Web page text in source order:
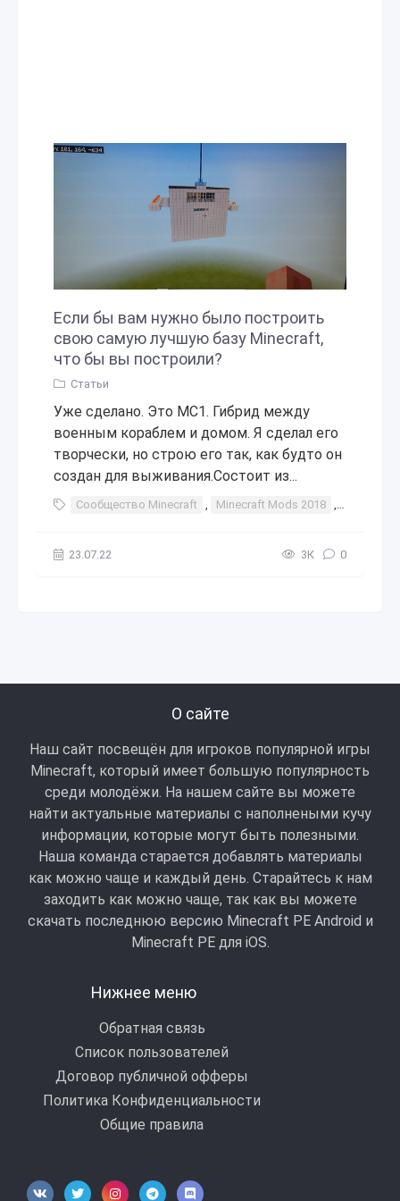
Если бы вам нужно было построить
свою самую лучшую базу Minecraft,
что бы вы построили?
Статьи
Уже сделано. Это MC1. Гибрид между
военным кораблем и домом. Я сделал его
творчески, но строю его так, как будто он
создан для выживания.Состоит из...
Сообщество Minecraft , Minecraft Mods 2018 ,
23.07.22 3К 0
О сайте
Наш сайт посвещён для игроков популярной игры
Minecraft, который имеет большую популярность
среди молодёжи. На нашем сайте вы можете
найти актуальные материалы с наполнеными кучу
информации, которые могут быть полезными.
Наша команда старается добавлять материалы
как можно чаще и каждый день. Старайтесь к нам
заходить как можно чаще, так как вы можете
скачать последнюю версию Minecraft PE Android и
Minecraft РЕ для iOS.
Нижнее меню
Обратная связь
Список пользователей
Договор публичной офферы
Политика Конфиденциальности
Общие правила